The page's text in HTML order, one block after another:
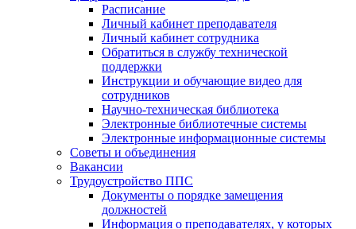
Расписание
Личный кабинет преподавателя
Личный кабинет сотрудника
Обратиться в службу технической
поддержки
Инструкции и обучающие видео для
сотрудников
Научно-техническая библиотека
Электронные библиотечные системы
Электронные информационные системы
Советы и объединения
Вакансии
Трудоустройство ППС
Документы о порядке замещения
должностей
Информация о преподавателях, у которых